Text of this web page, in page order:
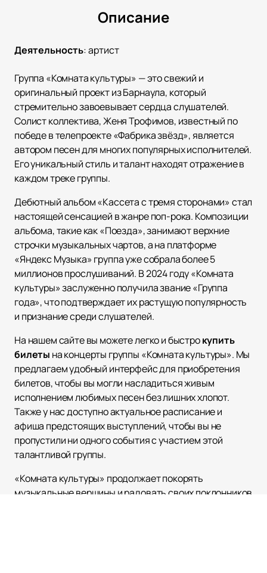
Описание
Деятельность:артист
Группа «Комната культуры» — это свежий и
оригинальный проект из Барнаула, который
стремительно завоевывает сердца слушателей.
Солист коллектива, Женя Трофимов, известный по
победе в телепроекте «Фабрика звёзд», является
автором песен для многих популярных исполнителей.
Его уникальный стиль и талант находят отражение в
каждом треке группы.
Дебютный альбом «Кассета с тремя сторонами» стал
настоящей сенсацией в жанре поп-рока. Композиции
альбома, такие как «Поезда», занимают верхние
строчки музыкальных чартов, а на платформе
«Яндекс Музыка» группа уже собрала более 5
миллионов прослушиваний. В 2024 году «Комната
культуры» заслуженно получила звание «Группа
года», что подтверждает их растущую популярность
и признание среди слушателей.
На нашем сайте вы можете легко и быстрокупить
билеты на концерты группы «Комната культуры». Мы
предлагаем удобный интерфейс для приобретения
билетов, чтобы вы могли насладиться живым
исполнением любимых песен без лишних хлопот.
Также у нас доступно актуальное расписание и
афиша предстоящих выступлений, чтобы вы не
пропустили ни одного события с участием этой
талантливой группы.
«Комната культуры» продолжает покорять
музыкальные вершины и радовать своих поклонников